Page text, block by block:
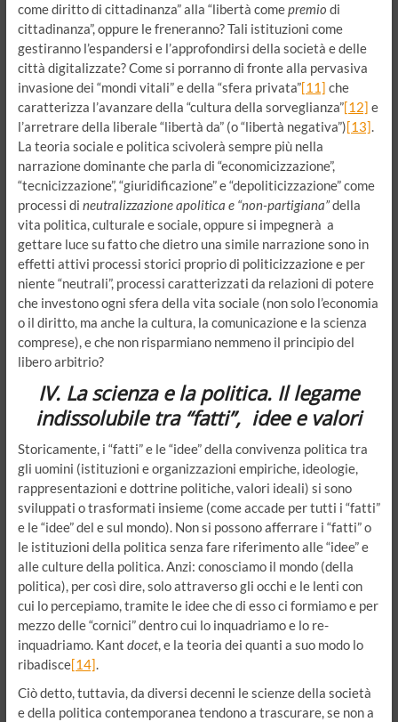
come diritto di cittadinanza” alla “libertà comepremio di
cittadinanza”, oppure le freneranno? Tali istituzioni come
gestiranno l’espandersi e l’approfondirsi della società e delle
città digitalizzate? Come si porranno di fronte alla pervasiva
invasione dei “mondi vitali” e della “sfera privata”[11] che
caratterizza l’avanzare della “cultura della sorveglianza”[12] e
l’arretrare della liberale “libertà da” (o “libertà negativa”)[13].
La teoria sociale e politica scivolerà sempre più nella
narrazione dominante che parla di “economicizzazione”,
“tecnicizzazione”, “giuridificazione” e “depoliticizzazione” come
processi di neutralizzazione apolitica e “non-partigiana”della
vita politica, culturale e sociale, oppure si impegnerà a
gettare luce su fatto che dietro una simile narrazione sono in
effetti attivi processi storici proprio di politicizzazione e per
niente “neutrali”, processi caratterizzati da relazioni di potere
che investono ogni sfera della vita sociale (non solo l’economia
o il diritto, ma anche la cultura, la comunicazione e la scienza
comprese), e che non risparmiano nemmeno il principio del
libero arbitrio?
IV. La scienza e la poIitica. Il legame
indissolubile tra “fatti”, idee e valori
Storicamente, i “fatti” e le “idee” della convivenza politica tra
gli uomini (istituzioni e organizzazioni empiriche, ideologie,
rappresentazioni e dottrine politiche, valori ideali) si sono
sviluppati o trasformati insieme (come accade per tutti i “fatti”
e le “idee” del e sul mondo). Non si possono afferrare i “fatti” o
le istituzioni della politica senza fare riferimento alle “idee” e
alle culture della politica. Anzi: conosciamo il mondo (della
politica), per così dire, solo attraverso gli occhi e le lenti con
cui lo percepiamo, tramite le idee che di esso ci formiamo e per
mezzo delle “cornici” dentro cui lo inquadriamo e lo re-
inquadriamo. Kant docet, e la teoria dei quanti a suo modo lo
ribadisce[14].
Ciò detto, tuttavia, da diversi decenni le scienze della società
e della politica contemporanea tendono a trascurare, se non a